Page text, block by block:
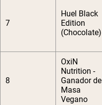
7
Huel Black
Edition
(Chocolate)
8
OxiN
Nutrition -
Ganador de
Masa
Vegano